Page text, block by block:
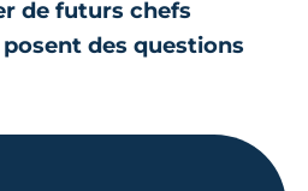
de futurs chefs
des questions